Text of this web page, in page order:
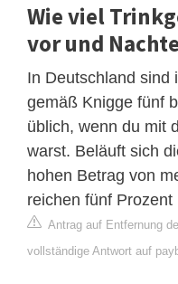
Wie viel
vor und
In Deutschland sind
gemäß Knigge fünf
üblich, wenn du mit
warst. Beläuft sich
hohen Betrag von
reichen fünf
Antrag auf Entfernung
vollständige Antwort auf